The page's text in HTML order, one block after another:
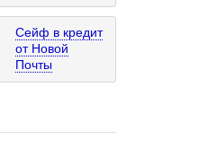
Сейф в кредит
от Новой
Почты